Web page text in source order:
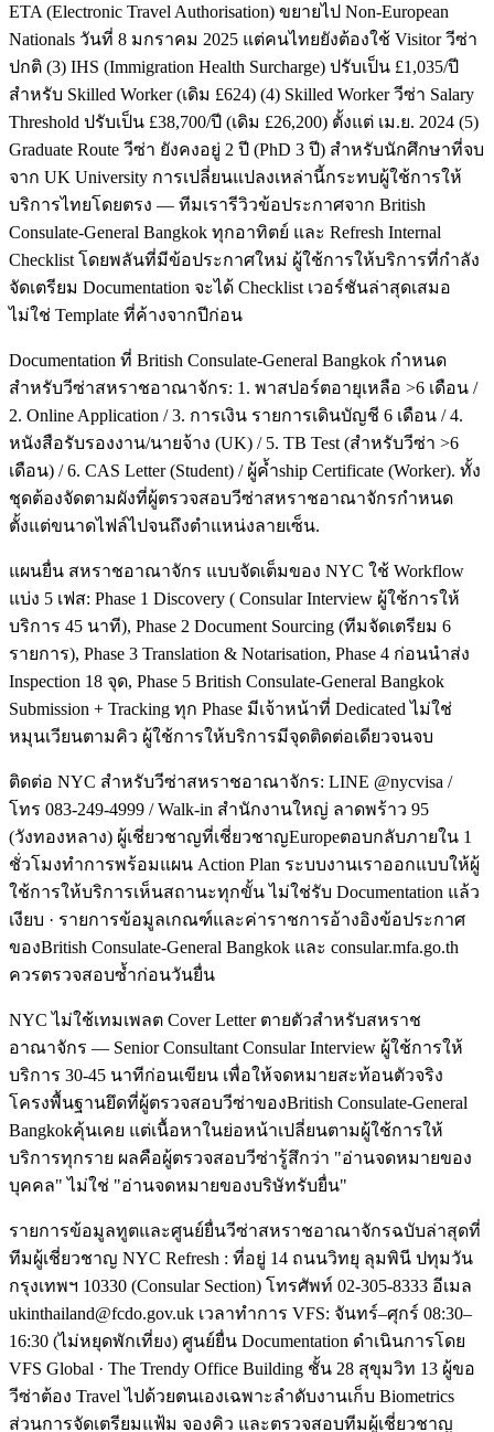
ETA (Electronic Travel Authorisation) ขยายไป Non-European
Nationals วันที่ 8 มกราคม 2025 แต่คนไทยยังต้องใช้ Visitor วีซ่า
ปกติ (3) IHS (Immigration Health Surcharge) ปรับเป็น £1,035/ปี
สำหรับ Skilled Worker (เดิม £624) (4) Skilled Worker วีซ่า Salary
Threshold ปรับเป็น £38,700/ปี (เดิม £26,200) ตั้งแต่ เม.ย. 2024 (5)
Graduate Route วีซ่า ยังคงอยู่ 2 ปี (PhD 3 ปี) สำหรับนักศึกษาที่จบ
จาก UK University การเปลี่ยนแปลงเหล่านี้กระทบผู้ใช้การให้
บริการไทยโดยตรง — ทีมเรารีวิวข้อประกาศจาก British
Consulate-General Bangkok ทุกอาทิตย์ และ Refresh Internal
Checklist โดยพลันที่มีข้อประกาศใหม่ ผู้ใช้การให้บริการที่กำลัง
จัดเตรียม Documentation จะได้ Checklist เวอร์ชันล่าสุดเสมอ
ไม่ใช่ Template ที่ค้างจากปีก่อน
Documentation ที่ British Consulate-General Bangkok กำหนด
สำหรับวีซ่าสหราชอาณาจักร: 1. พาสปอร์ตอายุเหลือ >6 เดือน /
2. Online Application / 3. การเงิน รายการเดินบัญชี 6 เดือน / 4.
หนังสือรับรองงาน/นายจ้าง (UK) / 5. TB Test (สำหรับวีซ่า >6
เดือน) / 6. CAS Letter (Student) / ผู้ค้ำship Certificate (Worker). ทั้ง
ชุดต้องจัดตามผังที่ผู้ตรวจสอบวีซ่าสหราชอาณาจักรกำหนด
ตั้งแต่ขนาดไฟล์ไปจนถึงตำแหน่งลายเซ็น.
แผนยื่น สหราชอาณาจักร แบบจัดเต็มของ NYC ใช้ Workflow
แบ่ง 5 เฟส: Phase 1 Discovery ( Consular Interview ผู้ใช้การให้
บริการ 45 นาที), Phase 2 Document Sourcing (ทีมจัดเตรียม 6
รายการ), Phase 3 Translation & Notarisation, Phase 4 ก่อนนำส่ง
Inspection 18 จุด, Phase 5 British Consulate-General Bangkok
Submission + Tracking ทุก Phase มีเจ้าหน้าที่ Dedicated ไม่ใช่
หมุนเวียนตามคิว ผู้ใช้การให้บริการมีจุดติดต่อเดียวจนจบ
ติดต่อ NYC สำหรับวีซ่าสหราชอาณาจักร: LINE @nycvisa /
โทร 083-249-4999 / Walk-in สำนักงานใหญ่ ลาดพร้าว 95
(วังทองหลาง) ผู้เชี่ยวชาญที่เชี่ยวชาญEuropeตอบกลับภายใน 1
ชั่วโมงทำการพร้อมแผน Action Plan ระบบงานเราออกแบบให้ผู้
ใช้การให้บริการเห็นสถานะทุกขั้น ไม่ใช่รับ Documentation แล้ว
เงียบ · รายการข้อมูลเกณฑ์และค่าราชการอ้างอิงข้อประกาศ
ของBritish Consulate-General Bangkok และ consular.mfa.go.th
ควรตรวจสอบซ้ำก่อนวันยื่น
NYC ไม่ใช้เทมเพลต Cover Letter ตายตัวสำหรับสหราช
อาณาจักร — Senior Consultant Consular Interview ผู้ใช้การให้
บริการ 30-45 นาทีก่อนเขียน เพื่อให้จดหมายสะท้อนตัวจริง
โครงพื้นฐานยึดที่ผู้ตรวจสอบวีซ่าของBritish Consulate-General
Bangkokคุ้นเคย แต่เนื้อหาในย่อหน้าเปลี่ยนตามผู้ใช้การให้
บริการทุกราย ผลคือผู้ตรวจสอบวีซ่ารู้สึกว่า "อ่านจดหมายของ
บุคคล" ไม่ใช่ "อ่านจดหมายของบริษัทรับยื่น"
รายการข้อมูลทูตและศูนย์ยื่นวีซ่าสหราชอาณาจักรฉบับล่าสุดที่
ทีมผู้เชี่ยวชาญ NYC Refresh : ที่อยู่ 14 ถนนวิทยุ ลุมพินี ปทุมวัน
กรุงเทพฯ 10330 (Consular Section) โทรศัพท์ 02-305-8333 อีเมล
ukinthailand@fcdo.gov.uk เวลาทำการ VFS: จันทร์–ศุกร์ 08:30–
16:30 (ไม่หยุดพักเที่ยง) ศูนย์ยื่น Documentation ดำเนินการโดย
VFS Global · The Trendy Office Building ชั้น 28 สุขุมวิท 13 ผู้ขอ
วีซ่าต้อง Travel ไปด้วยตนเองเฉพาะลำดับงานเก็บ Biometrics
ส่วนการจัดเตรียมแฟ้ม จองคิว และตรวจสอบทีมผู้เชี่ยวชาญ